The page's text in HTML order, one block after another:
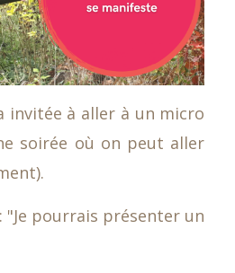
invitée à aller à un micro
soirée où on peut aller
"Je pourrais présenter un